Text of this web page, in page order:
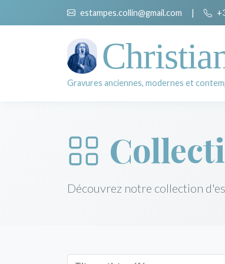
estampes.collin@gmail.com |
Gravures anciennes, modernes et
Découvrez notre collection